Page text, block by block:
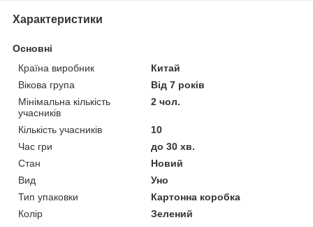
Характеристики
Основні
Країна виробник
Китай
Вікова група
Від 7 років
Мінімальна кількість
учасників
2 чол.
Кількість учасників
10
Час гри
до 30 хв.
Стан
Новий
Вид
Уно
Тип упаковки
Картонна коробка
Колір
Зелений